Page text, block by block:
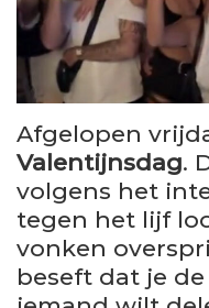
Afgelopen
Valentijnsdag.
volgens het
tegen het lijf
vonken
beseft dat je